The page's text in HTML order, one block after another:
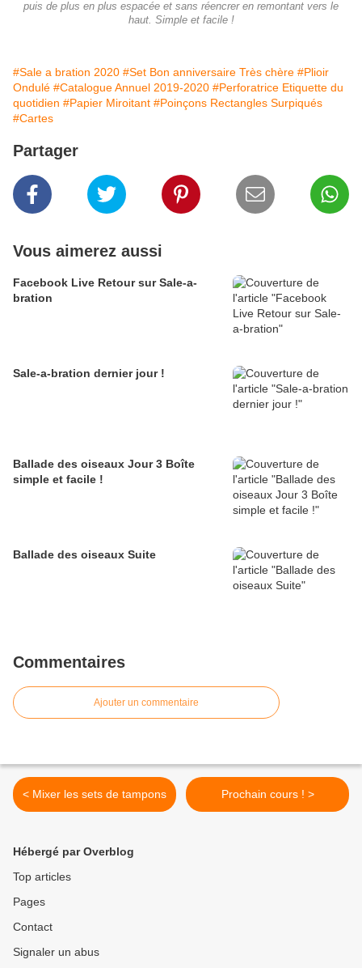
puis de plus en plus espacée et sans réencrer en remontant vers le
haut. Simple et facile !
#Sale a bration 2020 #Set Bon anniversaire Très chère #Plioir
Ondulé #Catalogue Annuel 2019-2020 #Perforatrice Etiquette du
quotidien #Papier Miroitant #Poinçons Rectangles Surpiqués
#Cartes
Partager
Vous aimerez aussi
Facebook Live Retour sur Sale-a-
bration
Sale-a-bration dernier jour !
Ballade des oiseaux Jour 3 Boîte
simple et facile !
Ballade des oiseaux Suite
Commentaires
Ajouter un commentaire
< Mixer les sets de tampons Prochain cours ! >
Hébergé par Overblog
Top articles
Pages
Contact
Signaler un abus